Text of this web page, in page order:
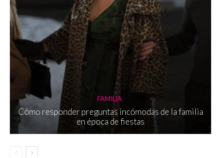
FAMILIA
Cómo responder preguntas incómodas de la familia
en época de fiestas